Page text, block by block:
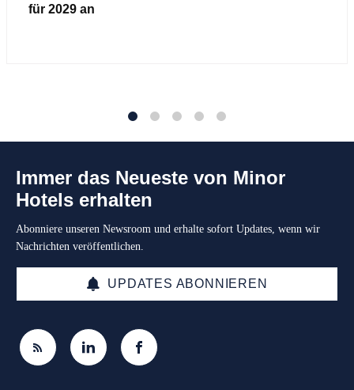
für 2029 an
Immer das Neueste von Minor
Hotels erhalten
Abonniere unseren Newsroom und erhalte sofort Updates, wenn wir
Nachrichten veröffentlichen.
UPDATES ABONNIEREN